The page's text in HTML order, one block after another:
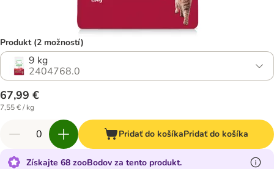
Produkt (2 možností)
9 kg
2404768.0
67,99 €
7,55 € / kg
Pridať do košíkaPridať do košíka
Získajte 68 zooBodov za tento produkt.